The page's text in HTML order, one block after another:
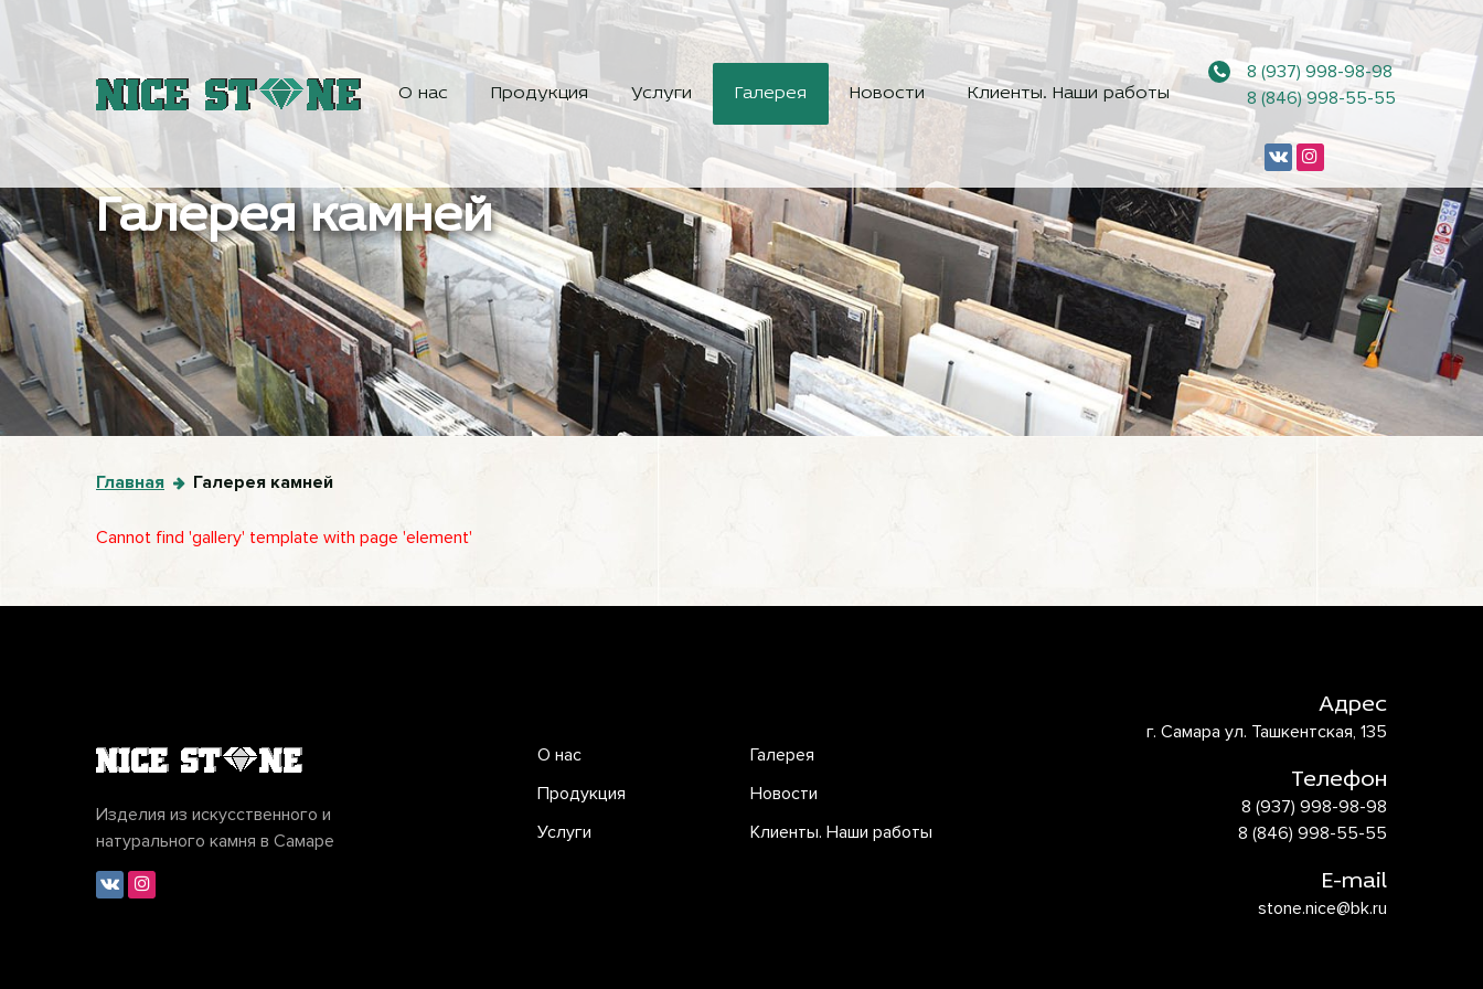
О нас Продукция Услуги Галерея Новости Клиенты. Наши работы
8 (937) 998-98-98
8 (846) 998-55-55
Галерея камней
Главная Галерея камней
Cannot find 'gallery' template with page 'element'
Изделия из искусственного и
натурального камня в Самаре
О нас
Продукция
Услуги
Галерея
Новости
Клиенты. Наши работы
Адрес
г. Самара ул. Ташкентская, 135
Телефон
8 (937) 998-98-98
8 (846) 998-55-55
E-mail
stone.nice@bk.ru